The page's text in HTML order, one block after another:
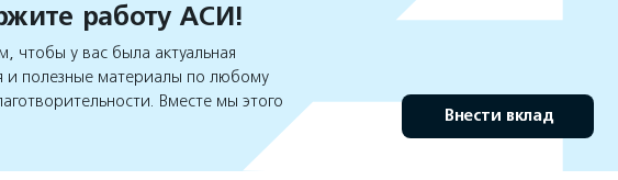
работу АСИ!
чтобы у вас была актуальная
полезные материалы по любому
Вместе мы этого
Внести вклад